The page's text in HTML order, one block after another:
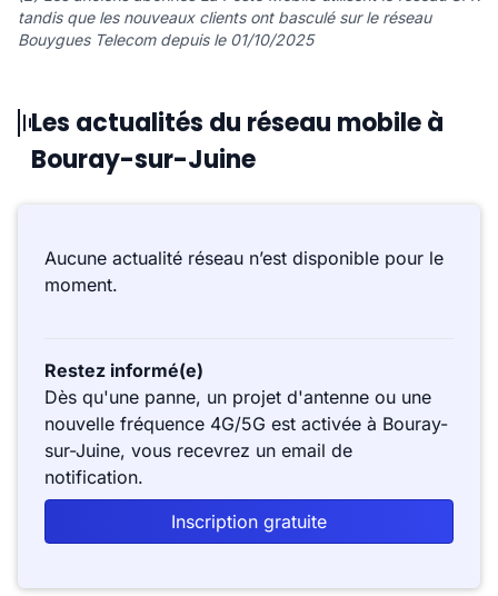
tandis que les nouveaux clients ont basculé sur le réseau
Bouygues Telecom depuis le 01/10/2025
Les actualités du réseau mobile à
Bouray-sur-Juine
Aucune actualité réseau n’est disponible pour le
moment.
Restez informé(e)
Dès qu'une panne, un projet d'antenne ou une
nouvelle fréquence 4G/5G est activée à Bouray-
sur-Juine, vous recevrez un email de
notification.
Inscription gratuite